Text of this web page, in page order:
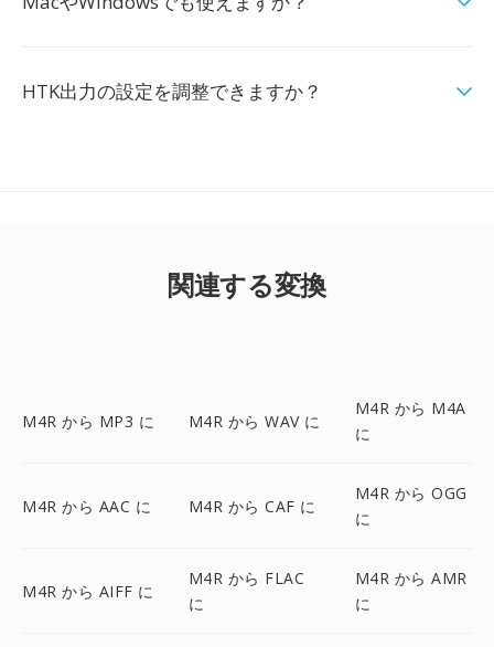
HTK出力の設定を調整できますか？
関連する変換
M4R から MP3 に M4R から WAV に
M4R から M4A
に
M4R から AAC に M4R から CAF に
M4R から OGG
に
M4R から AIFF に
M4R から FLAC
に
M4R から AMR
に